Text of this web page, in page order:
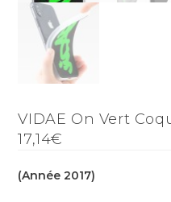
VIDAE On Vert
17,14€
(Année 2017)